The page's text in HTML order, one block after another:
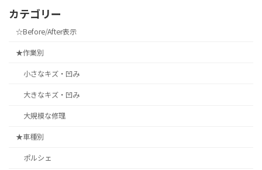
カテゴリー
☆Before/After表示
★作業別
小さなキズ・凹み
大きなキズ・凹み
大規模な修理
★車種別
ポルシェ